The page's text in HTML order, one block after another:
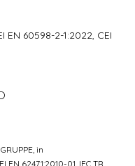
EN 60598-2-1:2022, CEI
in
62471:2010-01, IEC TR